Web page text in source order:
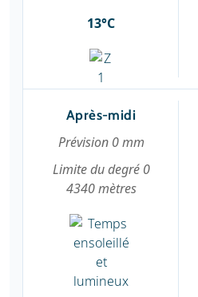
13°C
Après-midi
Prévision 0 mm
Limite du degré 0
4340 mètres